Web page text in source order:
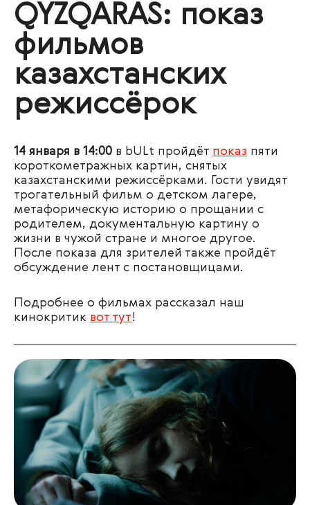
QYZQARAS: показ
фильмов
казахстанских
режиссёрок
14 января в 14:00 в bULt пройдёт показ пяти
короткометражных картин, снятых
казахстанскими режиссёрками. Гости увидят
трогательный фильм о детском лагере,
метафорическую историю о прощании с
родителем, документальную картину о
жизни в чужой стране и многое другое.
После показа для зрителей также пройдёт
обсуждение лент с постановщицами.
Подробнее о фильмах рассказал наш
кинокритик вот тут!